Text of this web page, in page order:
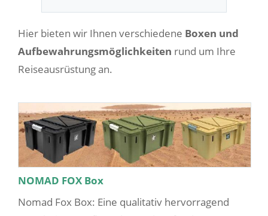
Hier bieten wir Ihnen verschiedene Boxen und
Aufbewahrungsmöglichkeiten rund um Ihre
Reiseausrüstung an.
NOMAD FOX Box
Nomad Fox Box: Eine qualitativ hervorragend